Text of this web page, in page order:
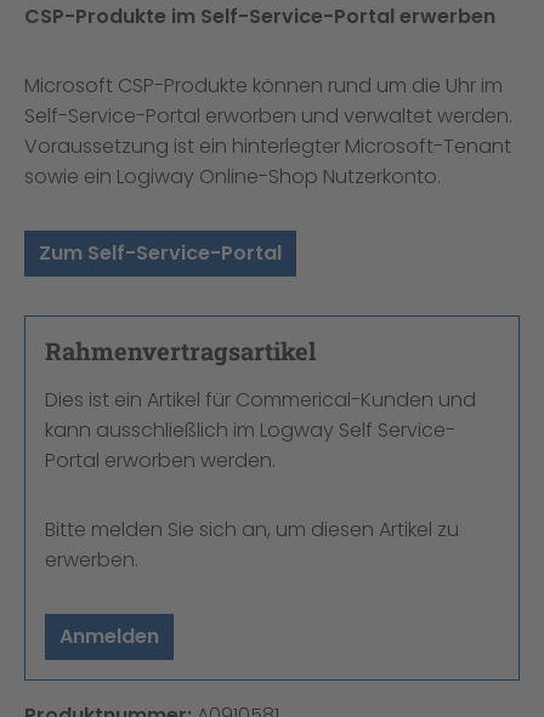
CSP-Produkte im Self-Service-Portal erwerben
Microsoft CSP-Produkte können rund um die Uhr im
Self-Service-Portal erworben und verwaltet werden.
Voraussetzung ist ein hinterlegter Microsoft-Tenant
sowie ein Logiway Online-Shop Nutzerkonto.
Zum Self-Service-Portal
Rahmenvertragsartikel
Dies ist ein Artikel für Commerical-Kunden und
kann ausschließlich im Logway Self Service-
Portal erworben werden.
Bitte melden Sie sich an, um diesen Artikel zu
erwerben.
Anmelden